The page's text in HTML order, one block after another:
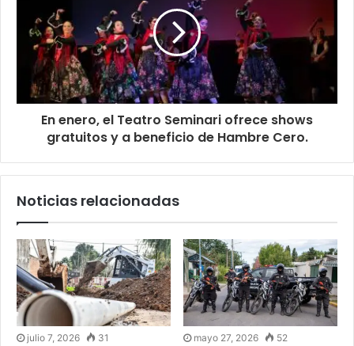
En enero, el Teatro Seminari ofrece shows
gratuitos y a beneficio de Hambre Cero.
Noticias relacionadas
julio 7, 2026 31 mayo 27, 2026 52